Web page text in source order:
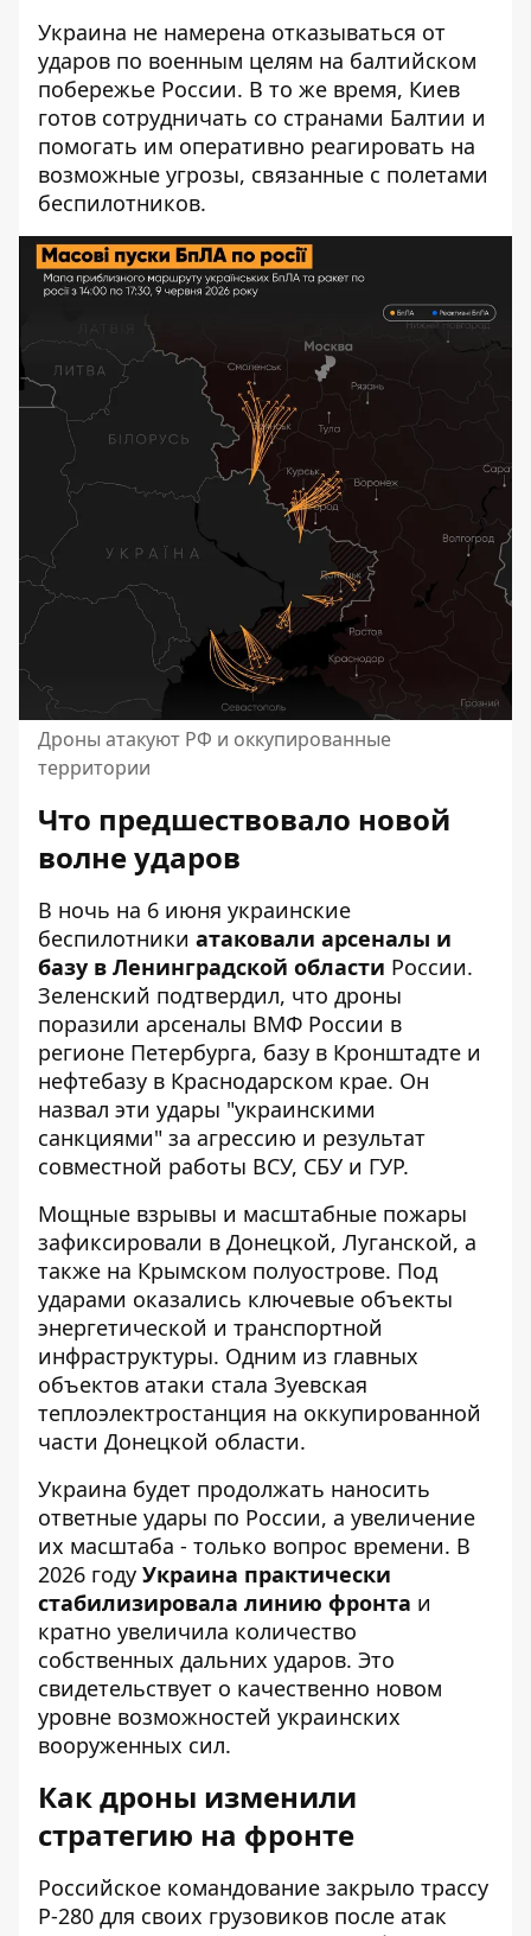
Украина не намерена отказываться от
ударов по военным целям на балтийском
побережье России. В то же время, Киев
готов сотрудничать со странами Балтии и
помогать им оперативно реагировать на
возможные угрозы, связанные с полетами
беспилотников.
Дроны атакуют РФ и оккупированные
территории
Что предшествовало новой
волне ударов
В ночь на 6 июня украинские
беспилотники атаковали арсеналы и
базу в Ленинградской области России.
Зеленский подтвердил, что дроны
поразили арсеналы ВМФ России в
регионе Петербурга, базу в Кронштадте и
нефтебазу в Краснодарском крае. Он
назвал эти удары "украинскими
санкциями" за агрессию и результат
совместной работы ВСУ, СБУ и ГУР.
Мощные взрывы и масштабные пожары
зафиксировали в Донецкой, Луганской, а
также на Крымском полуострове. Под
ударами оказались ключевые объекты
энергетической и транспортной
инфраструктуры. Одним из главных
объектов атаки стала Зуевская
теплоэлектростанция на оккупированной
части Донецкой области.
Украина будет продолжать наносить
ответные удары по России, а увеличение
их масштаба - только вопрос времени. В
2026 году Украина практически
стабилизировала линию фронта и
кратно увеличила количество
собственных дальних ударов. Это
свидетельствует о качественно новом
уровне возможностей украинских
вооруженных сил.
Как дроны изменили
стратегию на фронте
Российское командование закрыло трассу
Р-280 для своих грузовиков после атак